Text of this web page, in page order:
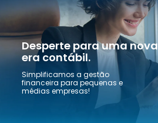
Desperte para uma nova
era contábil.
Simplificamos a gestão
financeira para pequenas e
médias empresas!